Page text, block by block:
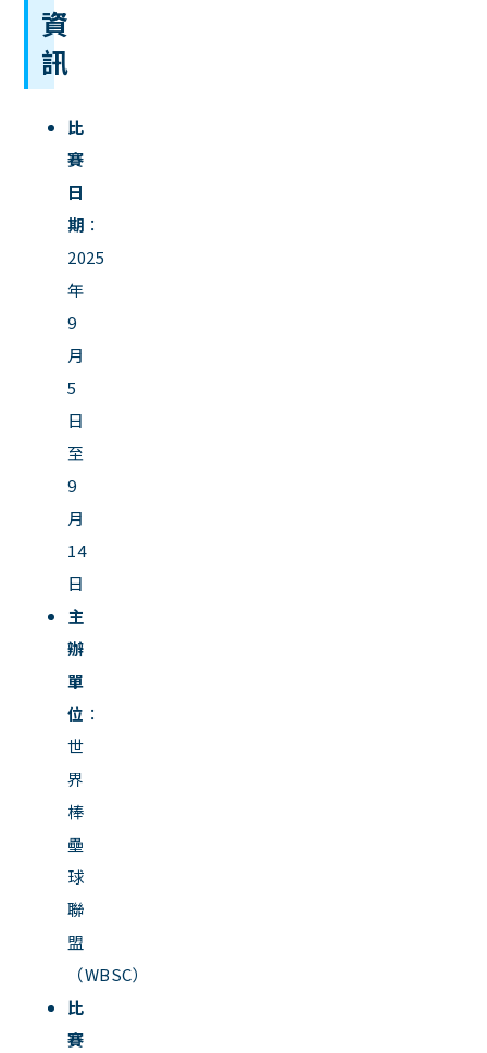
資
訊
比
賽
日
期 ：
2025
年
9
月
5
日
至
9
月
14
日
主
辦
單
位 ：
世
界
棒
壘
球
聯
盟
（WBSC）
比
賽